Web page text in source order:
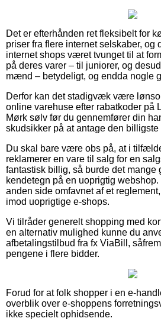
Det er efterhånden ret fleksibelt for
priser fra flere internet selskaber, og
internet shops været tvunget til at
på deres varer – til juniorer, og
mænd – betydeligt, og endda nogle
Derfor kan det stadigvæk være
online varehuse efter rabatkoder på
Mørk sølv før du gennemfører din
skudsikker på at antage den billigste
Du skal bare være obs på, at i
reklamerer en vare til salg for en
fantastisk billig, så burde det mange
kendetegn på en uoprigtig
anden side omfavnet af et
imod uoprigtige e-shops.
Vi tilråder generelt shopping med
en alternativ mulighed kunne du
afbetalingstilbud fra fx ViaBill,
pengene i flere bidder.
Forud for at folk shopper i en e-
overblik over e-shoppens
ikke specielt ophidsende.